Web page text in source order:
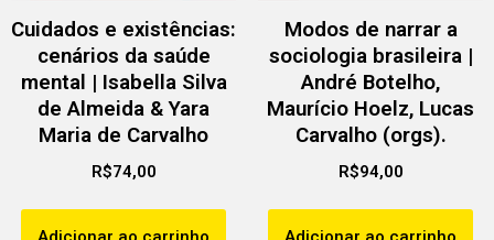
Cuidados e existências:
cenários da saúde
mental | Isabella Silva
de Almeida & Yara
Maria de Carvalho
R$74,00
Modos de narrar a
sociologia brasileira |
André Botelho,
Maurício Hoelz, Lucas
Carvalho (orgs).
R$94,00